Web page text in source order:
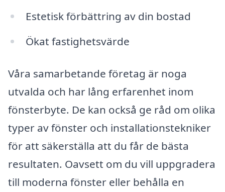
Estetisk förbättring av din bostad
Ökat fastighetsvärde
Våra samarbetande företag är noga
utvalda och har lång erfarenhet inom
fönsterbyte. De kan också ge råd om olika
typer av fönster och installationstekniker
för att säkerställa att du får de bästa
resultaten. Oavsett om du vill uppgradera
till moderna fönster eller behålla en